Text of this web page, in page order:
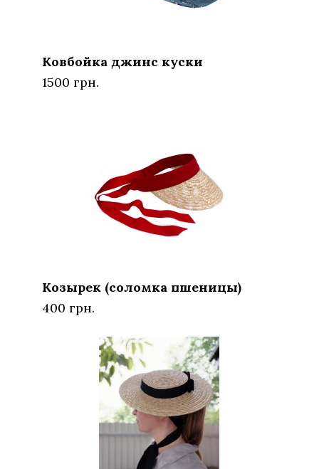
Ковбойка джинс куски
1500 грн.
Козырек (соломка пшеницы)
400 грн.